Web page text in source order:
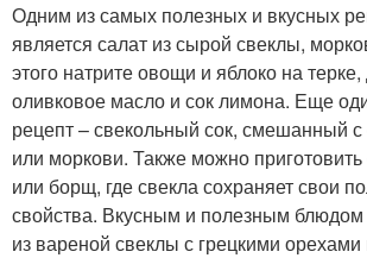
Одним из самых полезных и вкусных
является салат из сырой свеклы,
этого натрите овощи и яблоко на
оливковое масло и сок лимона. Еще
рецепт – свекольный сок, смешанный с
или моркови. Также можно
или борщ, где свекла сохраняет свои
свойства. Вкусным и полезным блюдом
из вареной свеклы с грецкими